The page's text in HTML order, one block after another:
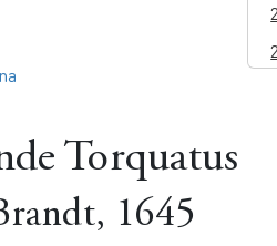
Torquatus
1645